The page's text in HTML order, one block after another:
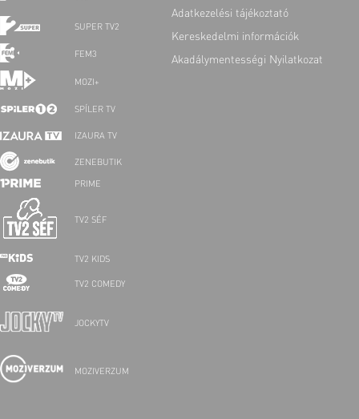
SUPER TV2
FEM3
MOZI+
SPÍLER TV
IZAURA TV
ZENEBUTIK
PRIME
TV2 SÉF
TV2 KIDS
TV2 COMEDY
JOCKYTV
MOZIVERZUM
Adatkezelési tájékoztató
Kereskedelmi információk
Akadálymentességi Nyilatkozat